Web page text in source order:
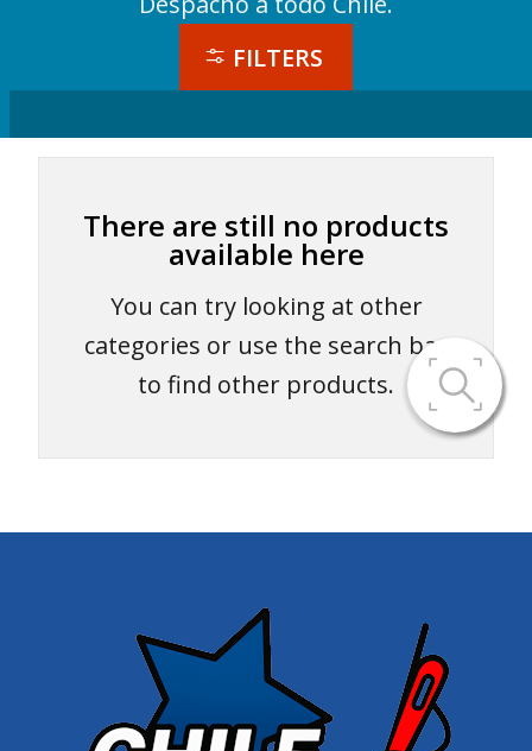
FILTERS
There are still no products
available here
You can try looking at other
categories or use the search bar
to find other products.